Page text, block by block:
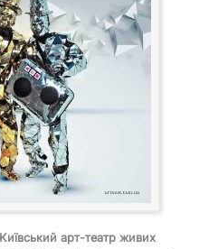
Київський арт-театр живих